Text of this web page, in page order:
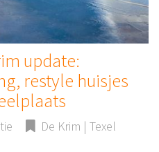
update:
restyle huisjes
De Krim | Texel